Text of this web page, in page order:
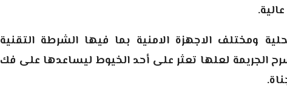
ومختلف الاجهزة الامنية بما فيها الشرطة التقنية
الجريمة لعلها تعثر على أحد الخيوط ليساعدها على فك